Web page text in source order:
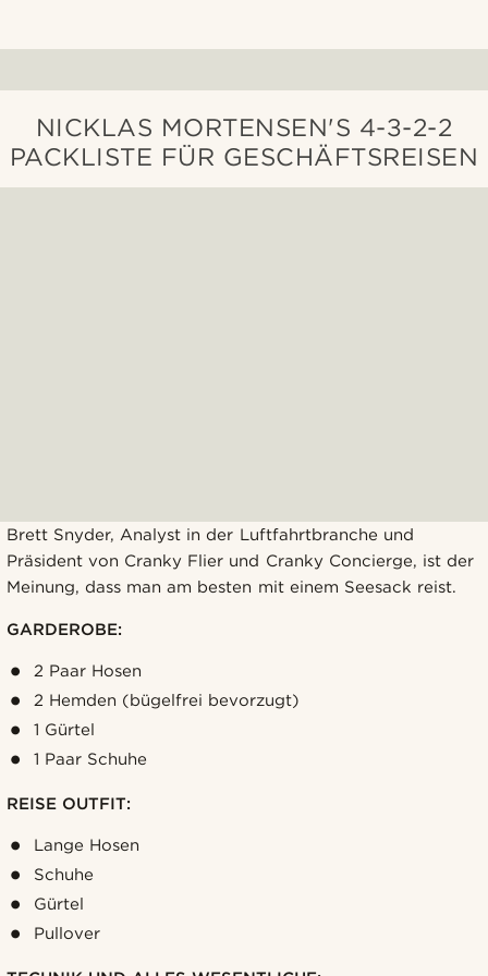
NICKLAS MORTENSEN'S 4-3-2-2
PACKLISTE FÜR GESCHÄFTSREISEN
Brett Snyder, Analyst in der Luftfahrtbranche und
Präsident von Cranky Flier und Cranky Concierge, ist der
Meinung, dass man am besten mit einem Seesack reist.
GARDEROBE:
2 Paar Hosen
2 Hemden (bügelfrei bevorzugt)
1 Gürtel
1 Paar Schuhe
REISE OUTFIT:
Lange Hosen
Schuhe
Gürtel
Pullover